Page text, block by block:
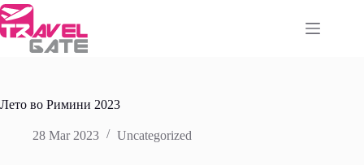
Skip
to
content
Лето во Римини 2023
28 Mar 2023 Uncategorized